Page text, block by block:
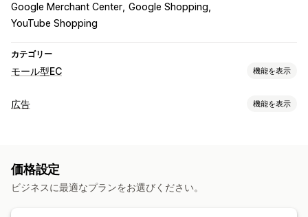
Google Merchant Center Google Shopping
YouTube Shopping
カテゴリー
モール型EC 機能を表示
リスティング管理
在庫の同期
広告 機能を表示
カスタムオーディエンス
リターゲティング
価格設定
ビジネスに最適なプランをお選びください。